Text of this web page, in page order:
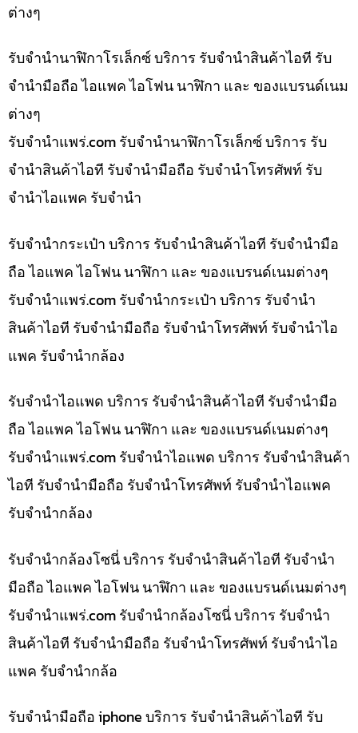
ต่างๆ
รับจำนำนาฬิกาโรเล็กซ์ บริการ รับจำนำสินค้าไอที รับ
จำนำมือถือ ไอแพค ไอโฟน นาฬิกา และ ของแบรนด์เนม
ต่างๆ
รับจํานําแพร่.com รับจำนำนาฬิกาโรเล็กซ์ บริการ รับ
จำนำสินค้าไอที รับจำนำมือถือ รับจำนำโทรศัพท์ รับ
จำนำไอแพค รับจำนำ
รับจำนำกระเป๋า บริการ รับจำนำสินค้าไอที รับจำนำมือ
ถือ ไอแพค ไอโฟน นาฬิกา และ ของแบรนด์เนมต่างๆ
รับจํานําแพร่.com รับจำนำกระเป๋า บริการ รับจำนำ
สินค้าไอที รับจำนำมือถือ รับจำนำโทรศัพท์ รับจำนำไอ
แพค รับจำนำกล้อง
รับจำนำไอแพด บริการ รับจำนำสินค้าไอที รับจำนำมือ
ถือ ไอแพค ไอโฟน นาฬิกา และ ของแบรนด์เนมต่างๆ
รับจํานําแพร่.com รับจำนำไอแพด บริการ รับจำนำสินค้า
ไอที รับจำนำมือถือ รับจำนำโทรศัพท์ รับจำนำไอแพค
รับจำนำกล้อง
รับจำนำกล้องโซนี่ บริการ รับจำนำสินค้าไอที รับจำนำ
มือถือ ไอแพค ไอโฟน นาฬิกา และ ของแบรนด์เนมต่างๆ
รับจํานําแพร่.com รับจำนำกล้องโซนี่ บริการ รับจำนำ
สินค้าไอที รับจำนำมือถือ รับจำนำโทรศัพท์ รับจำนำไอ
แพค รับจำนำกล้อ
รับจำนำมือถือ iphone บริการ รับจำนำสินค้าไอที รับ